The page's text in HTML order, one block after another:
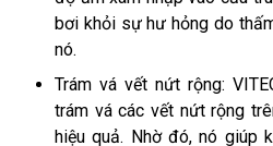
bơi khỏi sự hư hỏng do
nó.
Trám vá vết nứt rộng:
trám vá các vết nứt rộng
hiệu quả. Nhờ đó, nó giúp